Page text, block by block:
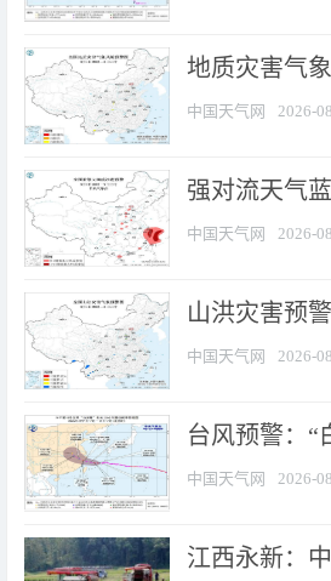
地质灾害气
中国天气网 2026-
强对流天气
中国天气网 2026-
山洪灾害预
中国天气网 2026-
台风预警：“
中国天气网 2026-
江西永新：